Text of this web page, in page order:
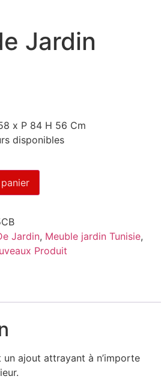
Jardin
x P 84 H 56 Cm
disponibles
Jardin, Meuble jardin Tunisie,
Produit
un ajout attrayant à n’importe